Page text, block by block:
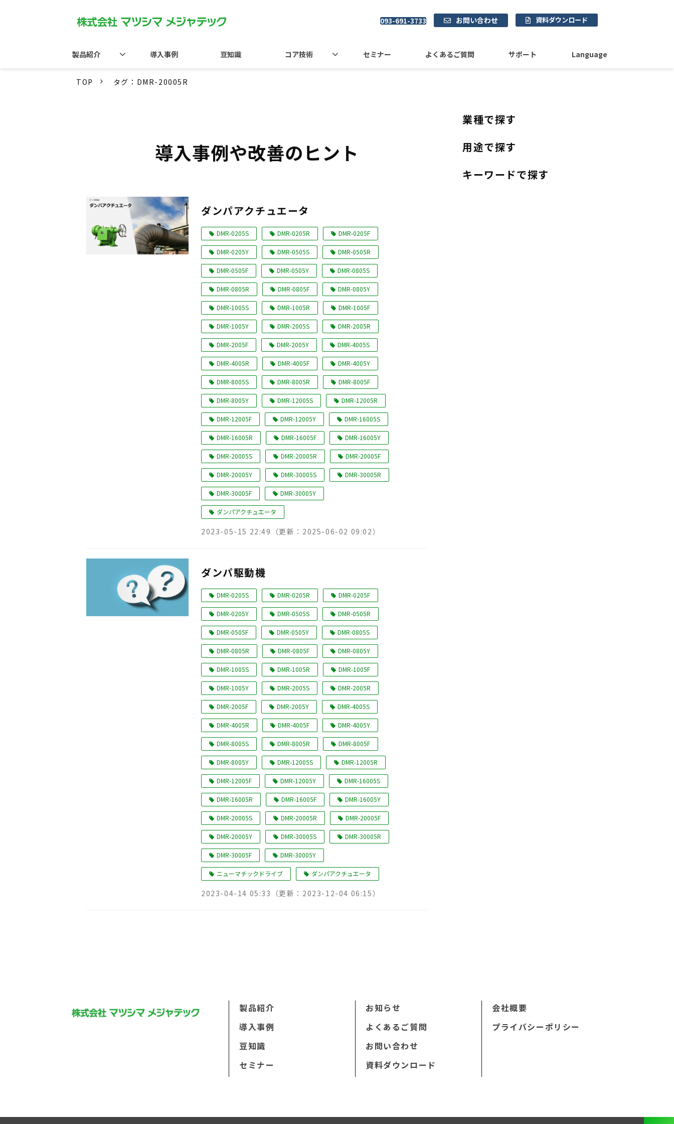
093-691-3733 お問い合わせ 資料ダウンロード
製品紹介 導入事例 豆知識 コア技術 セミナー よくあるご質問 サポート Language
TOP タグ：DMR-20005R
導入事例や改善のヒント
ダンパアクチュエータ
DMR-0205S DMR-0205R DMR-0205F
DMR-0205Y DMR-0505S DMR-0505R
DMR-0505F DMR-0505Y DMR-0805S
DMR-0805R DMR-0805F DMR-0805Y
DMR-1005S DMR-1005R DMR-1005F
DMR-1005Y DMR-2005S DMR-2005R
DMR-2005F DMR-2005Y DMR-4005S
DMR-4005R DMR-4005F DMR-4005Y
DMR-8005S DMR-8005R DMR-8005F
DMR-8005Y DMR-12005S DMR-12005R
DMR-12005F DMR-12005Y DMR-16005S
DMR-16005R DMR-16005F DMR-16005Y
DMR-20005S DMR-20005R DMR-20005F
DMR-20005Y DMR-30005S DMR-30005R
DMR-30005F DMR-30005Y
ダンパアクチュエータ
2023-05-15 22:49 （更新： 2025-06-02 09:02）
ダンパ駆動機
DMR-0205S DMR-0205R DMR-0205F
DMR-0205Y DMR-0505S DMR-0505R
DMR-0505F DMR-0505Y DMR-0805S
DMR-0805R DMR-0805F DMR-0805Y
DMR-1005S DMR-1005R DMR-1005F
DMR-1005Y DMR-2005S DMR-2005R
DMR-2005F DMR-2005Y DMR-4005S
DMR-4005R DMR-4005F DMR-4005Y
DMR-8005S DMR-8005R DMR-8005F
DMR-8005Y DMR-12005S DMR-12005R
DMR-12005F DMR-12005Y DMR-16005S
DMR-16005R DMR-16005F DMR-16005Y
DMR-20005S DMR-20005R DMR-20005F
DMR-20005Y DMR-30005S DMR-30005R
DMR-30005F DMR-30005Y
ニューマチックドライブ ダンパアクチュエータ
2023-04-14 05:33 （更新： 2023-12-04 06:15）
業種で探す
用途で探す
キーワードで探す
製品紹介
導入事例
豆知識
セミナー
お知らせ
よくあるご質問
お問い合わせ
資料ダウンロード
会社概要
プライバシーポリシー